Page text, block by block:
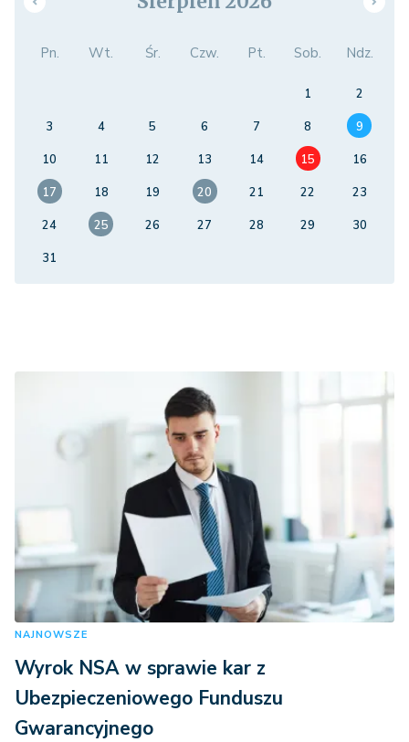
Pn. Wt. Śr. Czw. Pt. Sob. Ndz.
1
2
3
4 5 6 7 8
9
10
11 12 13 14 15
16
17
18 19 20 21 22
23
24
25 26 27 28 29
30
31
NAJNOWSZE
Wyrok NSA w sprawie kar z
Ubezpieczeniowego Funduszu
Gwarancyjnego